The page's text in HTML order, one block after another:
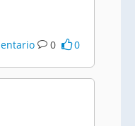
0 0